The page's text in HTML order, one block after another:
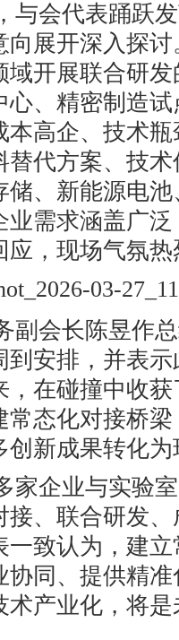
与会代表踊跃
向展开深入探
域开展联合研
心、精密制造
本高企、技术
替代方案、技
储、新能源电
业需求涵盖广
应，现场气氛
副会长陈昱作
到安排，并表
，在碰撞中收
常态化对接桥
创新成果转化
家企业与实验
接、联合研发
一致认为，建
协同、提供精
术产业化，将